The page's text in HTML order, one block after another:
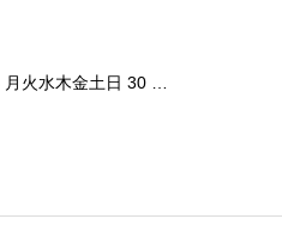
火水木金土日 30 …